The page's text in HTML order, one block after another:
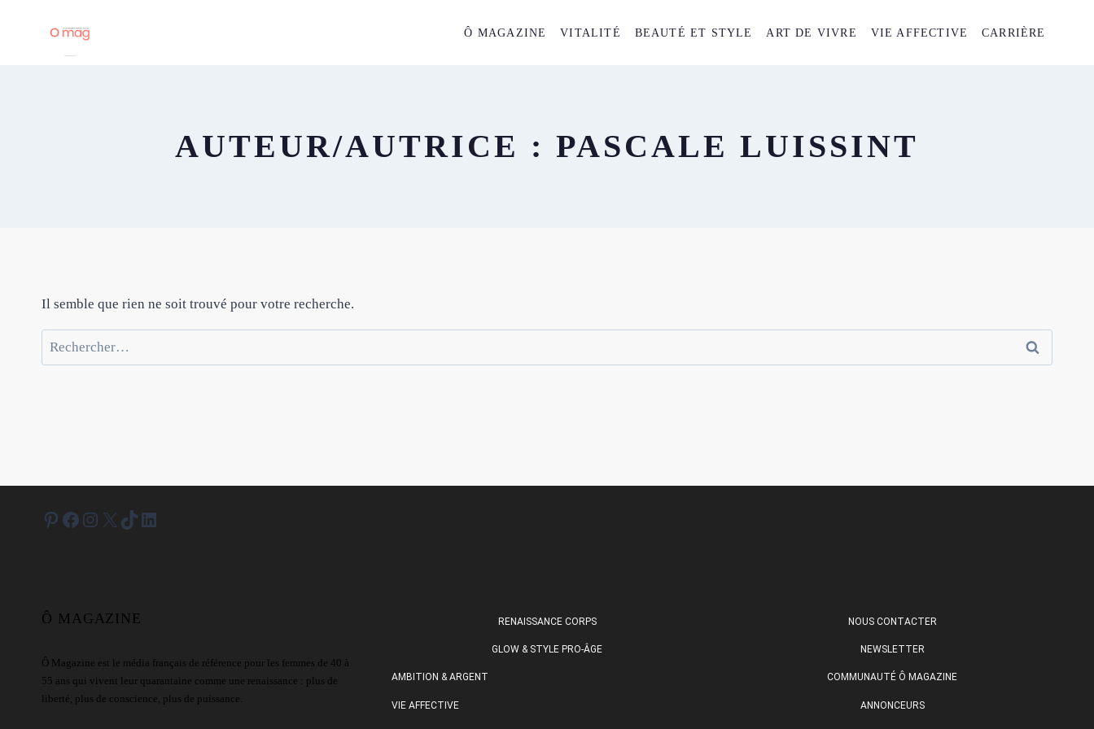
Ô MAGAZINE VITALITÉ BEAUTÉ ET STYLE ART DE VIVRE VIE AFFECTIVE CARRIÈRE
AUTEUR/AUTRICE : PASCALE LUISSINT
Il semble que rien ne soit trouvé pour votre recherche.
Rechercher :
Pinterest
Facebook
Instagram
X TikTokLinkedIn
Ô MAGAZINE
Ô Magazine est le média français de référence pour les femmes de 40 à
55 ans qui vivent leur quarantaine comme une renaissance : plus de
liberté, plus de conscience, plus de puissance.
RENAISSANCE CORPS
GLOW & STYLE PRO-ÂGE
AMBITION & ARGENT
VIE AFFECTIVE
NOUS CONTACTER
NEWSLETTER
COMMUNAUTÉ Ô MAGAZINE
ANNONCEURS